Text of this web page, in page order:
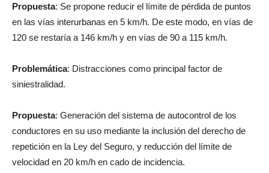
Propuesta: Se propone reducir el límite de pérdida de puntos
en las vías interurbanas en 5 km/h. De este modo, en vías de
120 se restaría a 146 km/h y en vías de 90 a 115 km/h.
Problemática: Distracciones como principal factor de
siniestralidad.
Propuesta: Generación del sistema de autocontrol de los
conductores en su uso mediante la inclusión del derecho de
repetición en la Ley del Seguro, y reducción del límite de
velocidad en 20 km/h en cado de incidencia.